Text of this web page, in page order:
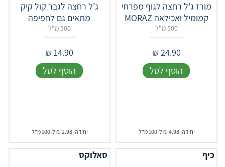
מורז ג'ל רחצה לגוף מפרחי
קמומיל ואכילאה MORAZ
500 מ"ל
24.90
₪
הוסף לסל
יחידה: 4.98 ₪ ל-100 מ"ל
ג'ל רחצה לגבר קול קיק
מתאים גם לחפיפה
500 מ"ל
14.90
₪
הוסף לסל
יחידה: 2.98 ₪ ל-100 מ"ל
כיף סאלוקס